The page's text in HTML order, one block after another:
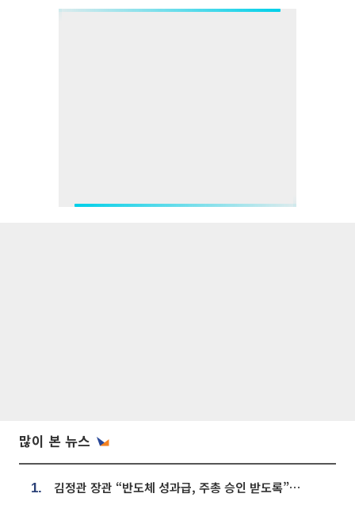
많이 본 뉴스
1. 김정관 장관 “반도체 성과급, 주총 승인 받도록”…상법·자본시장법 개정 시사